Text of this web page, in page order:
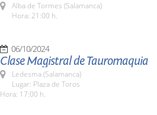
Alba de Tormes (Salamanca)
Hora: 21:00 h.
06/10/2024
Clase Magistral de Tauromaquia
Ledesma (Salamanca)
Lugar: Plaza de Toros
Hora: 17:00 h.